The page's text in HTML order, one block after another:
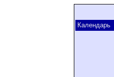
Календарь